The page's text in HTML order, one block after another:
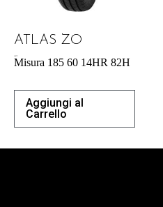
ATLAS ZO
Misura 185 60 14HR 82H
Aggiungi al
Carrello